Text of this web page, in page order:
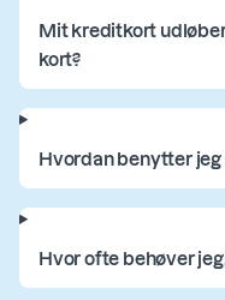
Mit kreditkort
kort?
Hvordan benytter
Hvor ofte behøver